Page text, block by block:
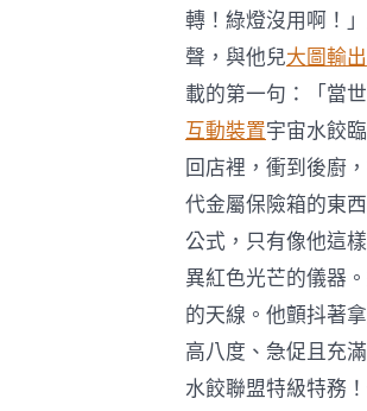
轉！綠燈沒用啊！
聲，與他兒大圖輸出
載的第一句：「當
互動裝置宇宙水餃
回店裡，衝到後廚
代金屬保險箱的東
公式，只有像他這
異紅色光芒的儀器
的天線。他顫抖著
高八度、急促且充
水餃聯盟特級特務